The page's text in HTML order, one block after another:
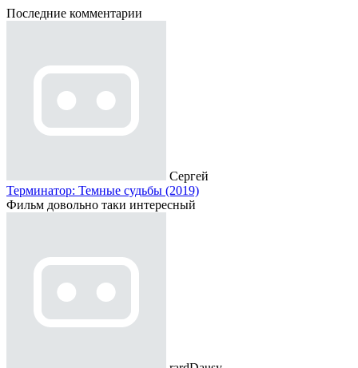
Последние комментарии
Сергей
Терминатор: Темные судьбы (2019)
Фильм довольно таки интересный